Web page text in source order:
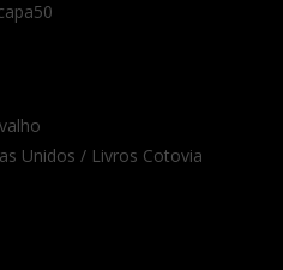
Unidos / Livros Cotovia